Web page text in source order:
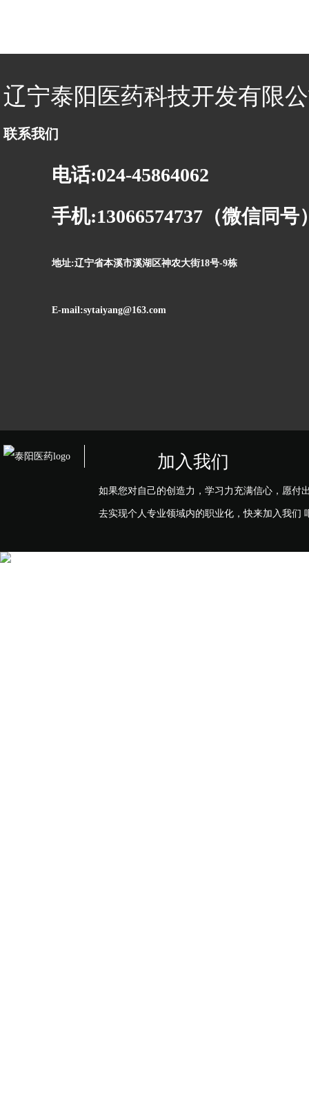
辽宁泰阳医药科技开发有限
联系我们
电话:024-45864062
手机:13066574737（微信同号
地址:辽宁省本溪市溪湖区神农大街18号-9栋
E-mail:sytaiyang@163.com
加入我们
如果您对自己的创造力，学习力充满信心，愿付
去实现个人专业领域内的职业化，快来加入我们